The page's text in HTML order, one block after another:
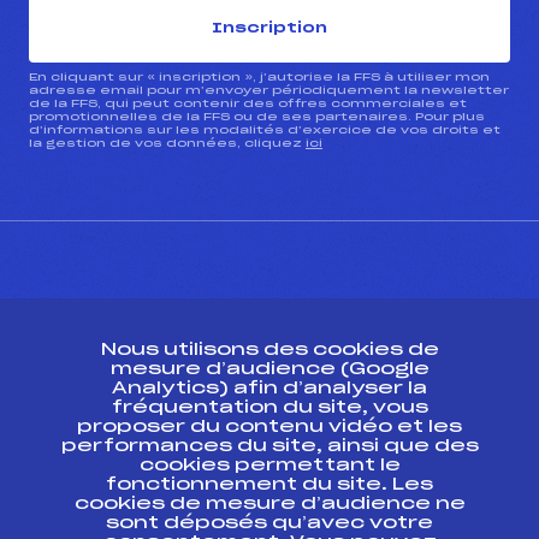
Inscription
En cliquant sur « inscription », j’autorise la FFS à utiliser mon
adresse email pour m’envoyer périodiquement la newsletter
de la FFS, qui peut contenir des offres commerciales et
promotionnelles de la FFS ou de ses partenaires. Pour plus
d’informations sur les modalités d’exercice de vos droits et
la gestion de vos données, cliquez ici
Ressources
Pass’Neige
Projet sportif fédéral
Projet de performance fédéral
Antidopage
Nous utilisons des cookies de
mesure d’audience (Google
Analytics) afin d’analyser la
fréquentation du site, vous
proposer du contenu vidéo et les
performances du site, ainsi que des
cookies permettant le
fonctionnement du site. Les
cookies de mesure d’audience ne
sont déposés qu’avec votre